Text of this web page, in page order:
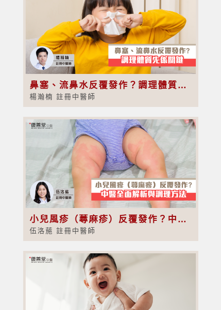
鼻塞、流鼻水反覆發作？調理體質先係關鍵
楊瀚楠 註冊中醫師
小兒風疹（蕁麻疹）反覆發作？中醫全面解析與調理方法
伍洛葹 註冊中醫師